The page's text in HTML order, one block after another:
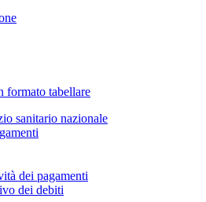
formato tabellare
sanitario nazionale
dei pagamenti
dei debiti